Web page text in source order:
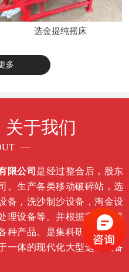
选金提纯摇床
多
关于我们
限公司 是经过整合后，股东
。生产各类移动破碎站，选
备，洗沙制沙设备，淘金设
理设备等。并根据客户的要
种产品。是集科研开发，工
一体的现代化大型选矿设备